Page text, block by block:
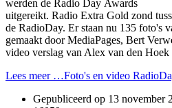
werden de Radio Day Awards
uitgereikt. Radio Extra Gold zond
de RadioDay. Er staan nu 135 foto's
gemaakt door MediaPages, Bert
video verslag van Alex van den Hoek
Lees meer …Foto's en video
Gepubliceerd op 13 november